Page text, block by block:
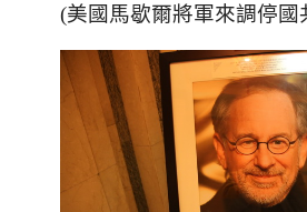
(美國馬歇爾將軍來調停國